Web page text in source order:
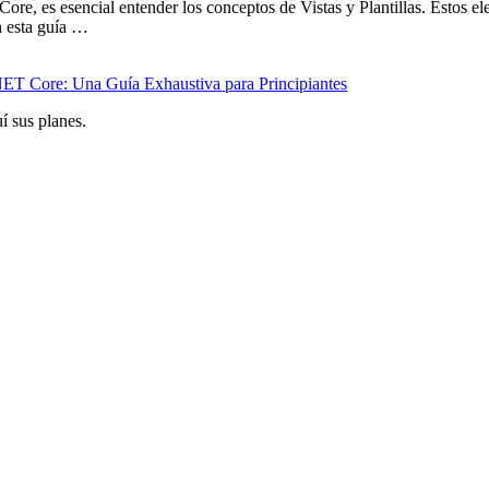
es esencial entender los conceptos de Vistas y Plantillas. Estos
esta guía …
Core: Una Guía Exhaustiva para Principiantes
sus planes.